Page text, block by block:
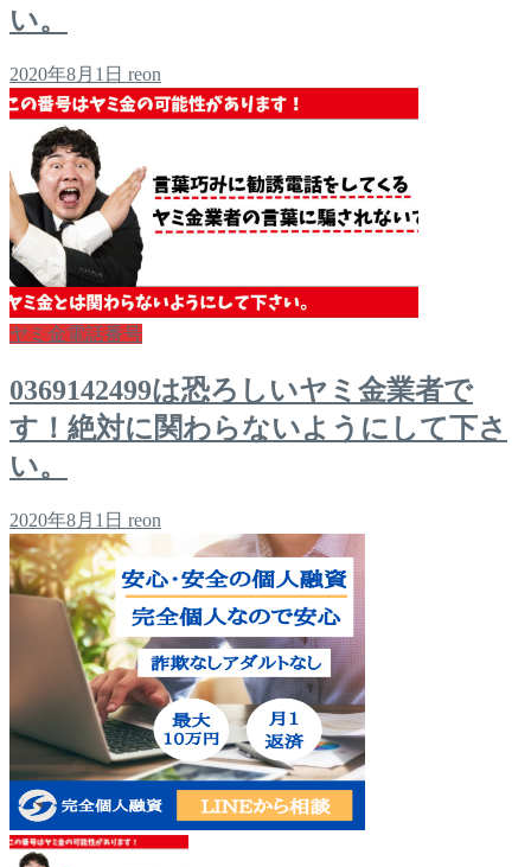
い。
2020年8月1日 reon
ヤミ金電話番号
0369142499は恐ろしいヤミ金業者で
す！絶対に関わらないようにして下さ
い。
2020年8月1日 reon